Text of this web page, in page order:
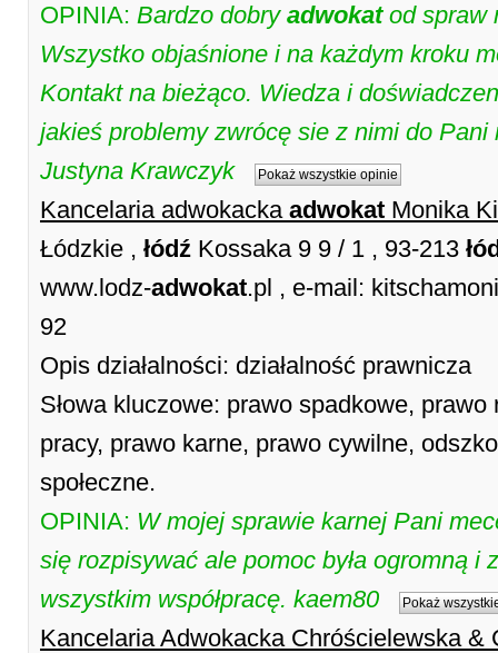
OPINIA: Bardzo dobry adwokatod spraw
Wszystko objaśnione i na każdym kroku
Kontakt na bieżąco. Wiedza i
jakieś problemy zwrócę sie z nimi do
Justyna Krawczyk
Pokaż wszystkie opinie
Kancelaria adwokacka adwokat Monika
Łódzkie , łódź Kossaka 9 9 / 1 , 93-213
www.lodz-adwokat.pl , e-mail:
92
Opis działalności: działalność prawnicza
Słowa kluczowe: prawo spadkowe,
pracy, prawo karne, prawo cywilne,
społeczne.
OPINIA: W mojej sprawie karnej Pani
się rozpisywać ale pomoc była ogromną i
wszystkim współpracę. kaem80
Pokaż
Kancelaria Adwokacka Chróścielewska